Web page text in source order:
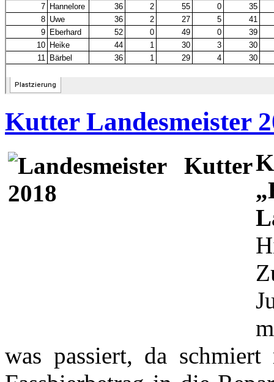
Kutter Landesmeister
was passiert, da